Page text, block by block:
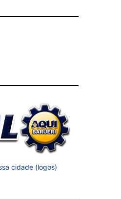
cidade (logos)